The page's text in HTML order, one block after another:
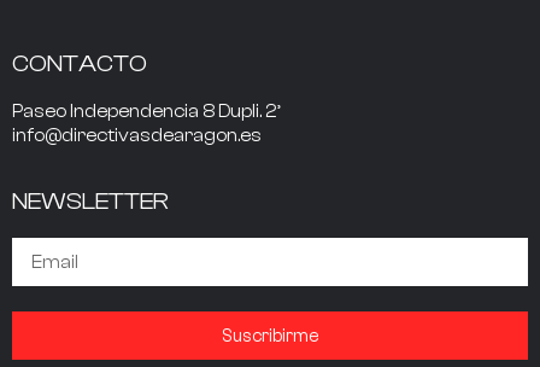
CONTACTO
Paseo Independencia 8 Dupli. 2º
info@directivasdearagon.es
NEWSLETTER
Suscribirme